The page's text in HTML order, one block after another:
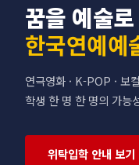
꿈을 예술
한국연예예
연극영화 · K-POP · 보
학생 한 명 한 명의 가능
위탁입학 안내 보기